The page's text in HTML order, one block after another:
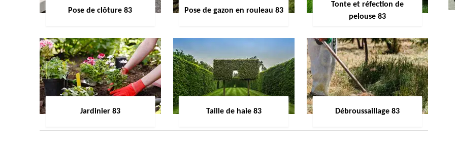
Pose de clôture 83 Pose de gazon en rouleau 83
Tonte et réfection de
pelouse 83
Jardinier 83 Taille de haie 83 Débroussaillage 83